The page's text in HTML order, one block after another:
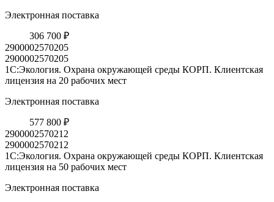
Электронная поставка
306 700 ₽
2900002570205
2900002570205
1С:Экология. Охрана окружающей среды КОРП. Клиентская
лицензия на 20 рабочих мест
Электронная поставка
577 800 ₽
2900002570212
2900002570212
1С:Экология. Охрана окружающей среды КОРП. Клиентская
лицензия на 50 рабочих мест
Электронная поставка